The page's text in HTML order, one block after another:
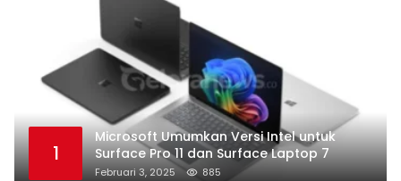
1
Microsoft Umumkan Versi Intel untuk
Surface Pro 11 dan Surface Laptop 7
Februari 3, 2025 885